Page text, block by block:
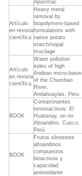
Apurímac
Artículo
en revista
científica
Heavy metal
removal by
biopolymers-based
formulations with
native potato
starch/nopal
mucilage
Artículo
en revista
científica
Water pollution
index of high
Andean micro-basin
of the Chumbao
River,
Andahuaylas, Peru
BOOK
Contaminantes
tensioactivos: El
Huatanay, un rio
Altoandino, Cusco,
Perú
BOOK
Frutos silvestres
altoandinos
compuestos
bioactivos y
capacidad
antioxidante